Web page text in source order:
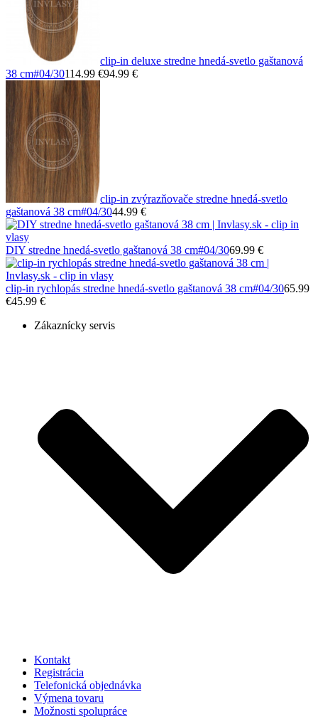
clip-in deluxe stredne hnedá-svetlo gaštanová
38 cm#04/30114.99 €94.99 €
clip-in zvýrazňovače stredne hnedá-svetlo
gaštanová 38 cm#04/3044.99 €
DIY stredne hnedá-svetlo gaštanová 38 cm#04/3069.99 €
clip-in rychlopás stredne hnedá-svetlo gaštanová 38 cm#04/3065.99
€45.99 €
Zákaznícky servis
Kontakt
Registrácia
Telefonická objednávka
Výmena tovaru
Možnosti spolupráce